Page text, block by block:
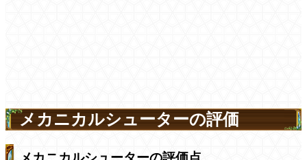
メカニカルシューターの評価